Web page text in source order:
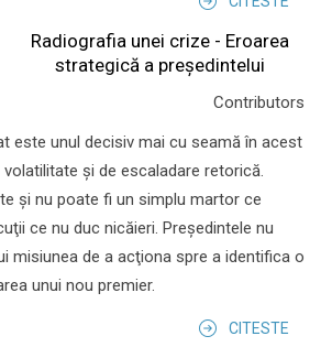
Radiografia unei crize - Eroarea
strategică a președintelui
Contributors
este unul decisiv mai cu seamă în acest
şi de escaladare retorică.
şi nu poate fi un simplu martor ce
ce nu duc nicăieri. Preşedintele nu
misiunea de a acţiona spre a identifica o
unui nou premier.
CITESTE